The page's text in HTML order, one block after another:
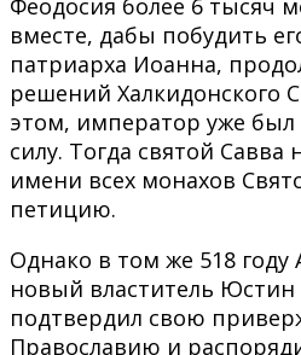
Феодосия более 6 тысяч
вместе, дабы побудить
патриарха Иоанна,
решений Халкидонского
этом, император уже
силу. Тогда святой Савва
имени всех монахов
петицию.
Однако в том же 518 году
новый властитель
подтвердил свою
Православию и